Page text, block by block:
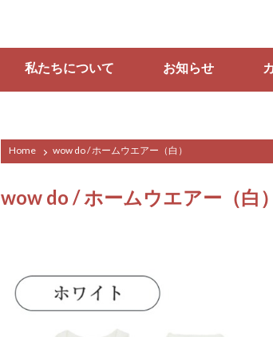
私たちについて お知らせ
Home wow do / ホームウエアー（白）
wow do / ホームウエアー（白）